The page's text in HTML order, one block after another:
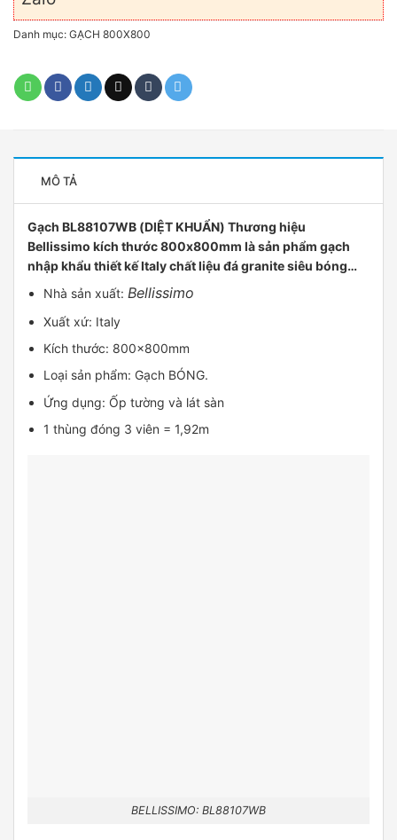
Danh mục: GẠCH 800X800
MÔ TẢ
Gạch BL88107WB (DIỆT KHUẨN) Thương hiệu
Bellissimo kích thước 800x800mm là sản phẩm gạch
nhập khẩu thiết kế Italy chất liệu đá granite siêu bóng…
Nhà sản xuất: Bellissimo
Xuất xứ: Italy
Kích thước: 800x800mm
Loại sản phẩm: Gạch BÓNG.
Ứng dụng: Ốp tường và lát sàn
1 thùng đóng 3 viên = 1,92m
BELLISSIMO: BL88107WB